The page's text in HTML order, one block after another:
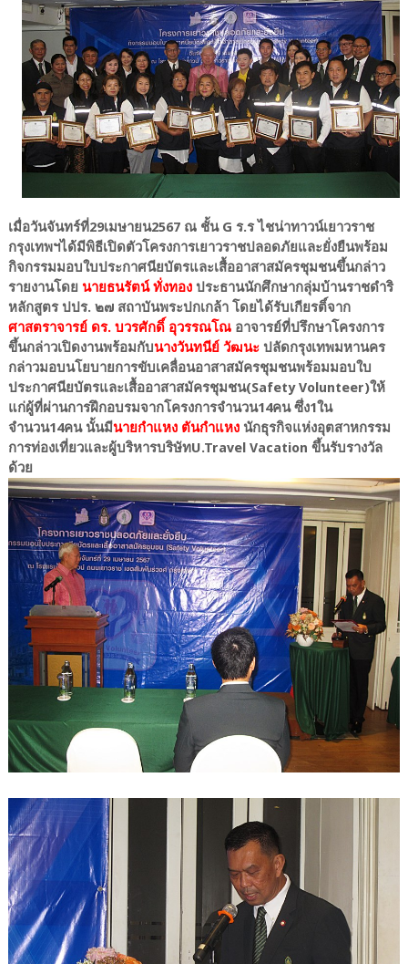
เมื่อวันจันทร์ที่29เมษายน2567 ณ ชั้น G ร.ร ไชน่าทาวน์เยาวราช
กรุงเทพฯได้มีพิธีเปิดตัวโครงการเยาวราชปลอดภัยและยั่งยืนพร้อม
กิจกรรมมอบใบประกาศนียบัตรและเสื้ออาสาสมัครชุมชนขึ้นกล่าว
รายงานโดย นายธนรัตน์ ทั่งทอง ประธานนักศึกษากลุ่มบ้านราชดำริ
หลักสูตร ปปร. ๒๗ สถาบันพระปกเกล้า โดยได้รับเกียรติ์จาก
ศาสตราจารย์ ดร. บวรศักดิ์ อุวรรณโณอาจารย์ที่ปรึกษาโครงการ
ขึ้นกล่าวเปิดงานพร้อมกับนางวันทนีย์ วัฒนะปลัดกรุงเทพมหานคร
กล่าวมอบนโยบายการขับเคลื่อนอาสาสมัครชุมชนพร้อมมอบใบ
ประกาศนียบัตรและเสื้ออาสาสมัครชุมชน(Safety Volunteer)ให้
แก่ผู้ที่ผ่านการฝึกอบรมจากโครงการจำนวน14คน ซึ่ง1ใน
จำนวน14คน นั้นมีนายกำแหง ตันกำแหงนักธุรกิจแห่งอุตสาหกรรม
การท่องเที่ยวและผู้บริหารบริษัทU.Travel Vacation ขึ้นรับรางวัล
ด้วย